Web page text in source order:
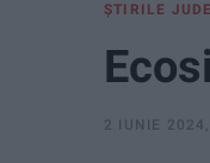
ŞTIRILE
2 IUNIE